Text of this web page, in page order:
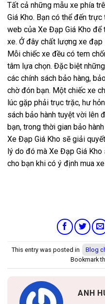
Tất cả những mẫu xe phía
Giá Kho. Bạn có thể đến
web của Xe Đạp Giá Kho
xe. Ở đây chất lượng xe
Mỗi chiếc xe đều có tem
tâm lựa chọn. Đặc biệt
các chính sách bảo hàng,
chờ đón bạn. Một chiếc xe
lúc gặp phải trục trặc, hư
sách bảo hành tuyệt vời lên
bạn, trong thời gian bảo
Xe Đạp Giá Kho sẽ giải
lý do đó mà Xe Đạp Giá Kho
cho bạn khi có ý định mua
This entry was posted in Blog
Bookmark
ANH